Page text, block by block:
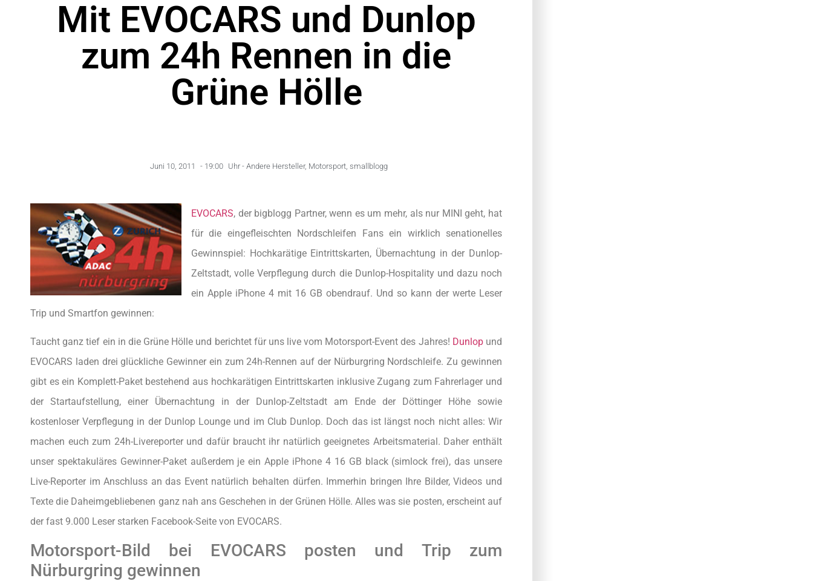
Mit EVOCARS und Dunlop
zum 24h Rennen in die
Grüne Hölle
Juni 10, 2011 - 19:00 Uhr - Andere Hersteller, Motorsport, smallblogg
EVOCARS, der bigblogg Partner, wenn es um mehr, als nur MINI geht, hat
für die eingefleischten Nordschleifen Fans ein wirklich senationelles
Gewinnspiel: Hochkarätige Eintrittskarten, Übernachtung in der Dunlop-
Zeltstadt, volle Verpflegung durch die Dunlop-Hospitality und dazu noch
ein Apple iPhone 4 mit 16 GB obendrauf. Und so kann der werte Leser
Trip und Smartfon gewinnen:
Taucht ganz tief ein in die Grüne Hölle und berichtet für uns live vom Motorsport-Event des Jahres! Dunlopund
EVOCARS laden drei glückliche Gewinner ein zum 24h-Rennen auf der Nürburgring Nordschleife. Zu gewinnen
gibt es ein Komplett-Paket bestehend aus hochkarätigen Eintrittskarten inklusive Zugang zum Fahrerlager und
der Startaufstellung, einer Übernachtung in der Dunlop-Zeltstadt am Ende der Döttinger Höhe sowie
kostenloser Verpflegung in der Dunlop Lounge und im Club Dunlop. Doch das ist längst noch nicht alles: Wir
machen euch zum 24h-Livereporter und dafür braucht ihr natürlich geeignetes Arbeitsmaterial. Daher enthält
unser spektakuläres Gewinner-Paket außerdem je ein Apple iPhone 4 16 GB black (simlock frei), das unsere
Live-Reporter im Anschluss an das Event natürlich behalten dürfen. Immerhin bringen Ihre Bilder, Videos und
Texte die Daheimgebliebenen ganz nah ans Geschehen in der Grünen Hölle. Alles was sie posten, erscheint auf
der fast 9.000 Leser starken Facebook-Seite von EVOCARS.
Motorsport-Bild bei EVOCARS posten und Trip zum
Nürburgring gewinnen